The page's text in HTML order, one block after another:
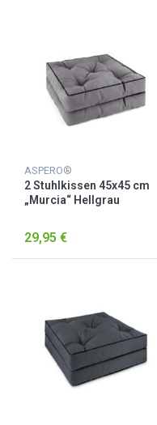
ASPERO®
2 Stuhlkissen 45x45 cm
„Murcia“ Hellgrau
29,95 €